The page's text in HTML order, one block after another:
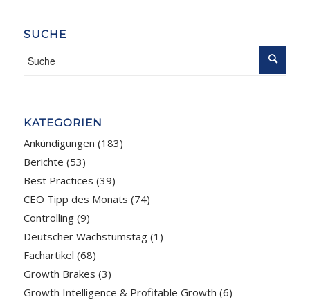
SUCHE
KATEGORIEN
Ankündigungen (183)
Berichte (53)
Best Practices (39)
CEO Tipp des Monats (74)
Controlling(9)
Deutscher Wachstumstag(1)
Fachartikel (68)
Growth Brakes (3)
Growth Intelligence & Profitable Growth (6)